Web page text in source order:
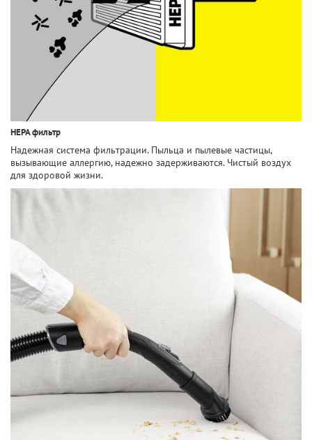
HEPA фильтр
Надежная система фильтрации. Пыльца и пылевые частицы,
вызывающие аллергию, надежно задерживаются. Чистый воздух
для здоровой жизни.